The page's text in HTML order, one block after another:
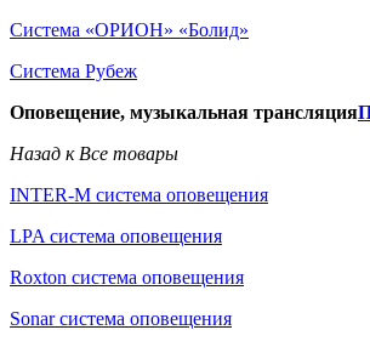
Система «ОРИОН» «Болид»
Система Рубеж
Оповещение, музыкальная трансляция
Назад к Все товары
INTER-M система оповещения
LPA система оповещения
Roxton система оповещения
Sonar система оповещения